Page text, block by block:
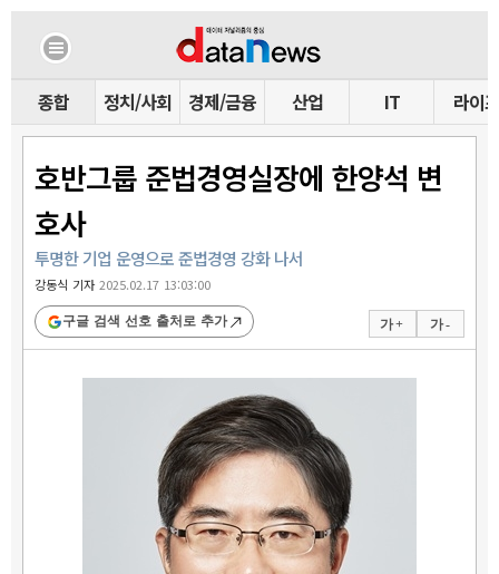
종합 정치/사회 경제/금융 산업 IT 라이프
호반그룹 준법경영실장에 한양석 변
호사
투명한 기업 운영으로 준법경영 강화 나서
강동식 기자2025.02.17 13:03:00
가 + 가 -
구글 검색 선호 출처로 추가